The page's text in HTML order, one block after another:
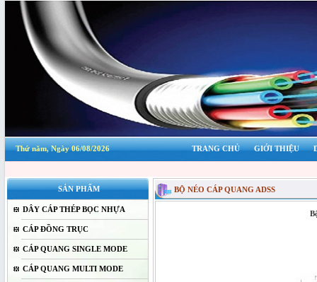
Thứ năm, Ngày 06/08/2026 TRANG CHỦ GIỚI THIỆU
SẢN PHẨM
DÂY CÁP THÉP BỌC NHỰA
CÁP ĐỒNG TRỤC
CÁP QUANG SINGLE MODE
CÁP QUANG MULTI MODE
BỘ NÉO CÁP QUANG ADSS